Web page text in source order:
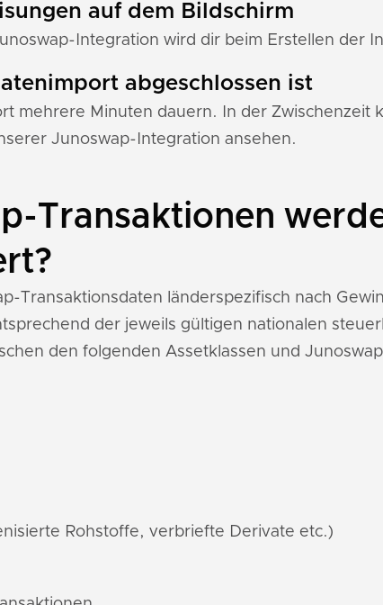
auf dem Bildschirm
Integration wird dir beim Erstellen der
abgeschlossen ist
mehrere Minuten dauern. In der Zwischenzeit
Junoswap-Integration ansehen.
Transaktionen
Transaktionsdaten länderspezifisch nach
der jeweils gültigen nationalen
den folgenden Assetklassen und
Rohstoffe, verbriefte Derivate etc.)